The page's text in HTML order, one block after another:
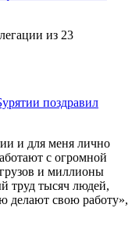
из 23
поздравил
и для меня лично
с огромной
и миллионы
труд тысяч людей,
делают свою работу»,